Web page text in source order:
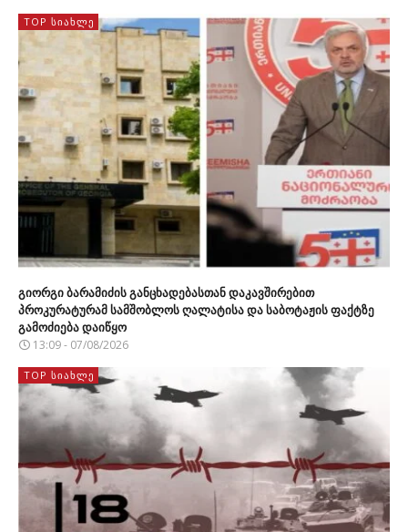
TOP ᲡᲘᲐᲮᲚᲔ
გიორგი ბარამიძის განცხადებასთან დაკავშირებით
პროკურატურამ სამშობლოს ღალატისა და საბოტაჟის ფაქტზე
გამოძიება დაიწყო
13:09 - 07/08/2026
TOP ᲡᲘᲐᲮᲚᲔ